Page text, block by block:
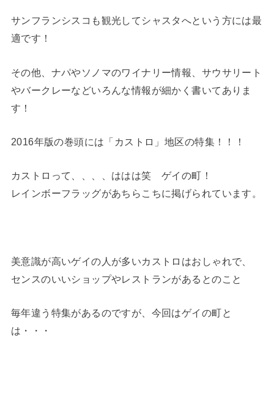
サンフランシスコも観光してシャスタへという方には最
適です！
その他、ナパやソノマのワイナリー情報、サウサリート
やバークレーなどいろんな情報が細かく書いてありま
す！
2016年版の巻頭には「カストロ」地区の特集！！！
カストロって、、、、ははは笑 ゲイの町！
レインボーフラッグがあちらこちに掲げられています。
美意識が高いゲイの人が多いカストロはおしゃれで、
センスのいいショップやレストランがあるとのこと
毎年違う特集があるのですが、今回はゲイの町と
は・・・